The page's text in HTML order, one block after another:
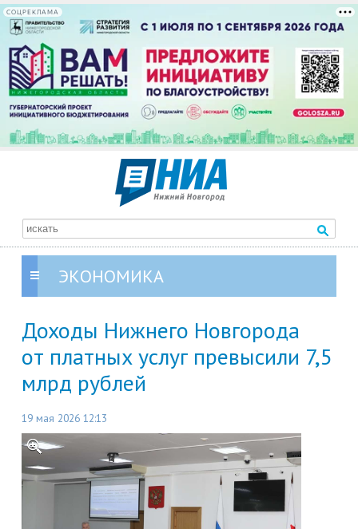
СОЦРЕКЛАМА
ЭКОНОМИКА
Доходы Нижнего Новгорода
от платных услуг превысили 7,5
млрд рублей
19 мая 2026 12:13